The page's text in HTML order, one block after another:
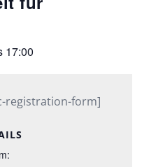
17:00
registration-form]